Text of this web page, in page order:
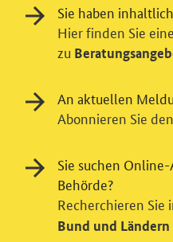
Einwilligung in
Videodienst
Wir bitten Sie an dieser
verschiedene
Sie haben
Hier finden Sie
zu
An aktuellen
Abonnieren Sie den
Sie suchen
Behörde?
Recherchieren Sie
Bund und Ländern